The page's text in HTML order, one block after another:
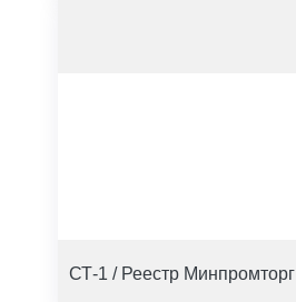
СТ-1 / Реестр Минпромторг